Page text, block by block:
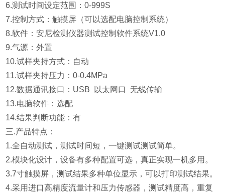
6.测试时间设定范围：0-999S
7.控制方式：触摸屏（可以选配电脑控制系统）
8.软件：安尼检测仪器测试控制软件系统V1.0
9.气源：外置
10.试样夹持方式：自动
11.试样夹持压力：0-0.4MPa
12.数据通讯接口：USB 以太网口 无线传输
13.电脑软件：选配
14.结果判断功能：有
三.产品特点：
1.全自动测试，测试时间短，一键测试测试简单。
2.模块化设计，设备有多种配置可选，真正实现一机多用。
3.7寸触摸屏，测试结果多种单位显示，可以打印测试结果。
4.采用进口高精度流量计和压力传感器，测试精度高，重复